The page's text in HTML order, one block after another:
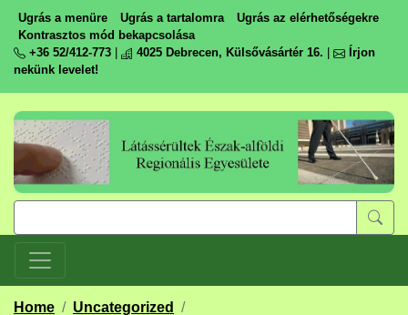
Ugrás a menüre Ugrás a tartalomra
Ugrás az elérhetőségekre
Kontrasztos mód bekapcsolása
+36 52/412-773
4025 Debrecen, Külsővásártér 16.
Írjon
nekünk levelet!
Home / Uncategorized
/